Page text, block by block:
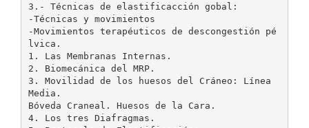
3.- Técnicas de elastificacción gobal:
-Técnicas y movimientos
-Movimientos terapéuticos de descongestión pé
lvica.
1. Las Membranas Internas.
2. Biomecánica del MRP.
3. Movilidad de los huesos del Cráneo: Línea
Media.
Bóveda Craneal. Huesos de la Cara.
4. Los tres Diafragmas.